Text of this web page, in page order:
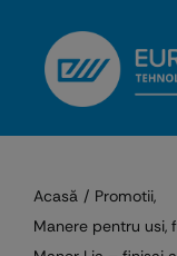
content
Acasă
Promotii
Manere pentru usi,